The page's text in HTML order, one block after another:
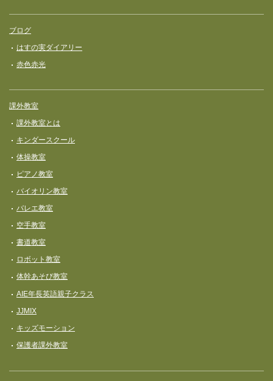
ブログ
はすの実ダイアリー
赤色赤光
課外教室
課外教室とは
キンダースクール
体操教室
ピアノ教室
バイオリン教室
バレエ教室
空手教室
書道教室
ロボット教室
体幹あそび教室
AIE年長英語親子クラス
JJMIX
キッズモーション
保護者課外教室